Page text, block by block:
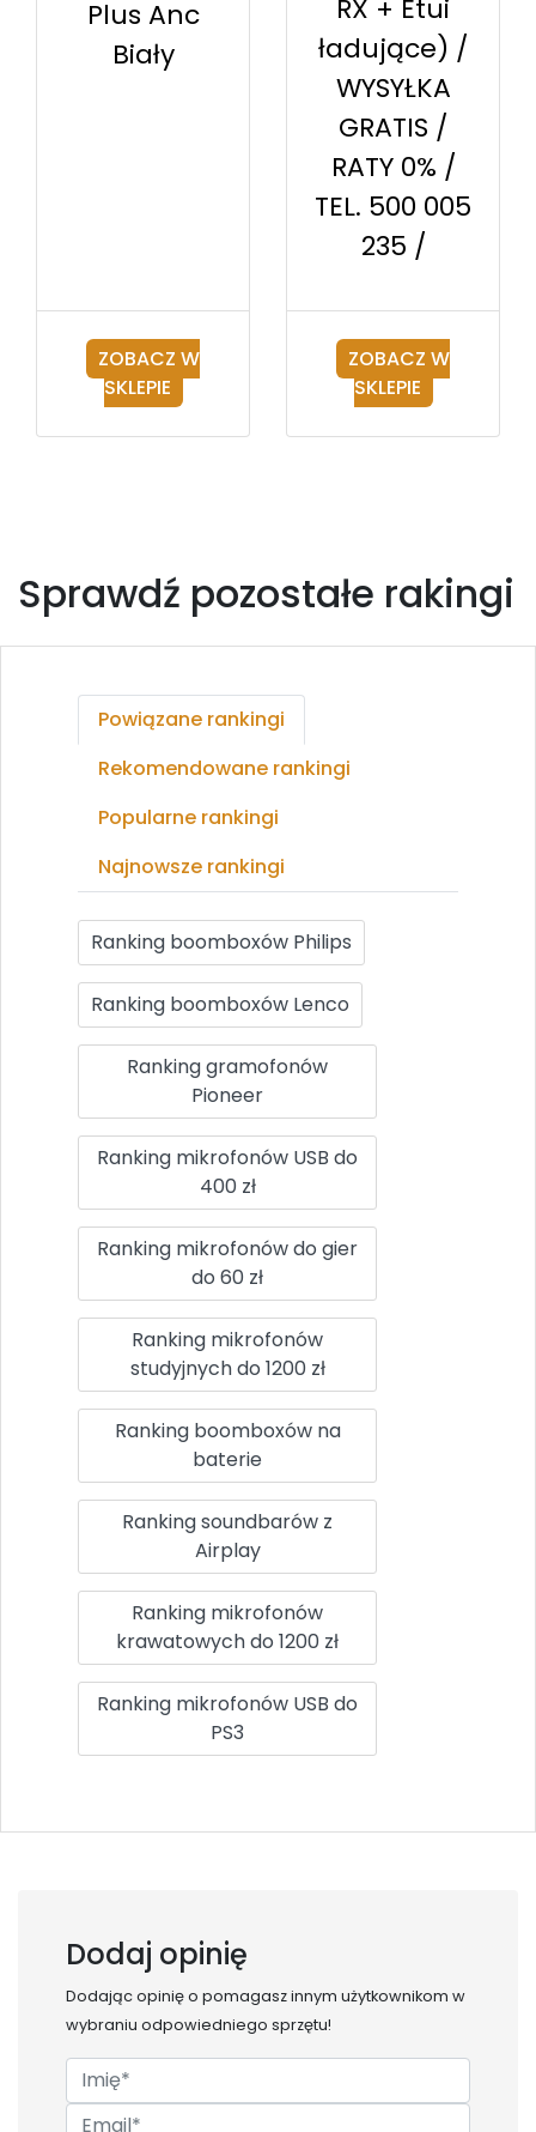
Plus Anc
Biały
ZOBACZ W
SKLEPIE
RX + Etui
ładujące) /
WYSYŁKA
GRATIS /
RATY 0% /
TEL. 500 005
235 /
ZOBACZ W
SKLEPIE
Sprawdź pozostałe rakingi
Powiązane rankingi
Rekomendowane rankingi
Popularne rankingi
Najnowsze rankingi
Ranking boomboxów Philips
Ranking boomboxów Lenco
Ranking gramofonów
Pioneer
Ranking mikrofonów USB do
400 zł
Ranking mikrofonów do gier
do 60 zł
Ranking mikrofonów
studyjnych do 1200 zł
Ranking boomboxów na
baterie
Ranking soundbarów z
Airplay
Ranking mikrofonów
krawatowych do 1200 zł
Ranking mikrofonów USB do
PS3
Dodaj opinię
Dodając opinię o pomagasz innym użytkownikom w
wybraniu odpowiedniego sprzętu!